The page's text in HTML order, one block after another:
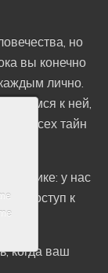
но
вы конечно
лично.
к ней,
всех тайн
у нас
доступ к
когда ваш